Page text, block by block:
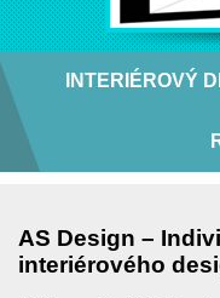
INTERIÉROVÝ
AS Design –
interiérového